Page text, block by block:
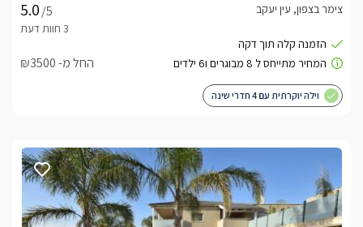
/5
צימר בצפון, עין יעקב
החל מ- ₪3500
וילה יוקרתית עם 4 חדרי שינה